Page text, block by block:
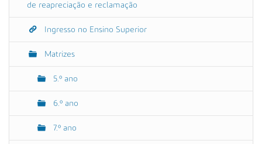
de reapreciação e reclamação
Ingresso no Ensino Superior
Matrizes
5.º ano
6.º ano
7.º ano